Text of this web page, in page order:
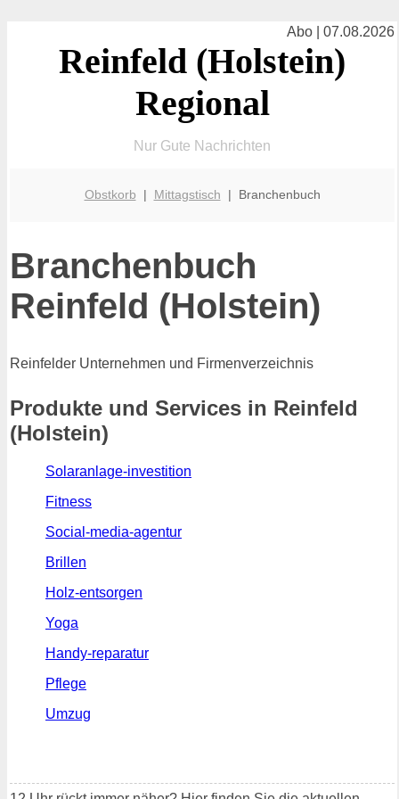
Abo | 07.08.2026
Reinfeld (Holstein)
Regional
Nur Gute Nachrichten
Obstkorb | Mittagstisch | Branchenbuch
Branchenbuch
Reinfeld (Holstein)
Reinfelder Unternehmen und Firmenverzeichnis
Produkte und Services in Reinfeld
(Holstein)
Solaranlage-investition
Fitness
Social-media-agentur
Brillen
Holz-entsorgen
Yoga
Handy-reparatur
Pflege
Umzug